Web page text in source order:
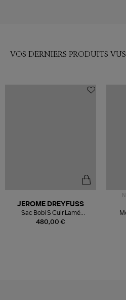
VOS DERNIERS PRODUITS VUS
480,00 €
JEROME DREYFUSS
Sac Bobi S Cuir Lamé
Champagne